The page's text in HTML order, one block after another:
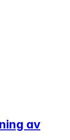
av